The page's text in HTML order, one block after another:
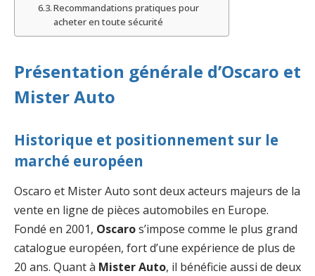
Recommandations pratiques pour
acheter en toute sécurité
Présentation générale d’Oscaro et
Mister Auto
Historique et positionnement sur le
marché européen
Oscaro et Mister Auto sont deux acteurs majeurs de la
vente en ligne de pièces automobiles en Europe.
Fondé en 2001, Oscaros’impose comme le plus grand
catalogue européen, fort d’une expérience de plus de
20 ans. Quant à Mister Auto, il bénéficie aussi de deux